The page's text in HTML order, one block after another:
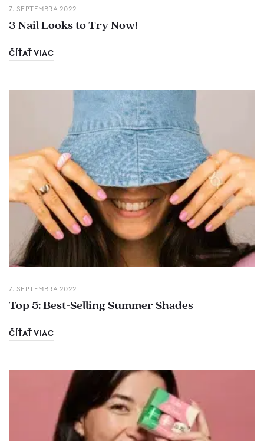
7. SEPTEMBRA 2022
3 Nail Looks to Try Now!
ČÍŤAŤ VIAC
7. SEPTEMBRA 2022
Top 5: Best-Selling Summer Shades
ČÍŤAŤ VIAC